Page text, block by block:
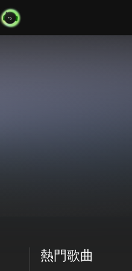
熱門歌曲